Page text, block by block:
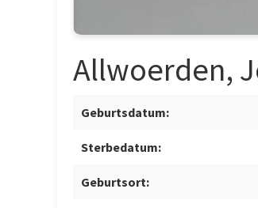
Allwoerden,
Geburtsdatum:
Sterbedatum:
Geburtsort: